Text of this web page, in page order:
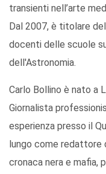
transienti nell’arte
Dal 2007, è titolare
docenti delle scuole
dell'Astronomia.
Carlo Bollino è nato a
Giornalista
esperienza presso il
lungo come redattore
cronaca nera e mafia,